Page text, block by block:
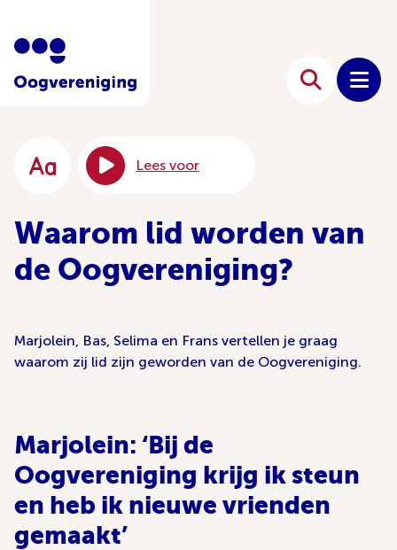
Lees voor
Waarom lid worden van
de Oogvereniging?
Marjolein, Bas, Selima en Frans vertellen je graag
waarom zij lid zijn geworden van de Oogvereniging.
Marjolein: ‘Bij de
Oogvereniging krijg ik steun
en heb ik nieuwe vrienden
gemaakt’